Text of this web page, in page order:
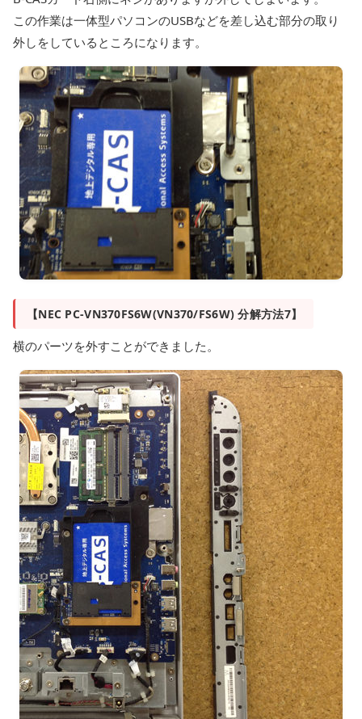
この作業は一体型パソコンのUSBなどを差し込む部分の取り
外しをしているところになります。
【NEC PC-VN370FS6W(VN370/FS6W) 分解方法7】
横のパーツを外すことができました。